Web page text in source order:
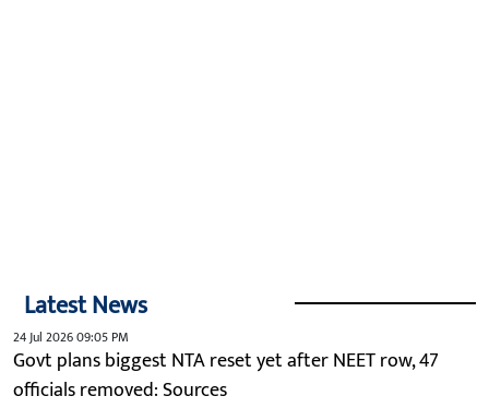
Latest News
24 Jul 2026 09:05 PM
Govt plans biggest NTA reset yet after NEET row, 47
officials removed: Sources